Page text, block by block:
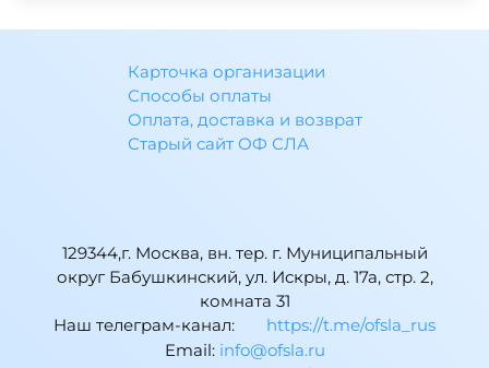
Карточка организации
Способы оплаты
Оплата, доставка и возврат
Старый сайт ОФ СЛА
129344,г. Москва, вн. тер. г. Муниципальный
округ Бабушкинский, ул. Искры, д. 17а, стр. 2,
комната 31
Наш телеграм-канал:
https://t.me/ofsla_rus
Email: ur.alsfo@ofni